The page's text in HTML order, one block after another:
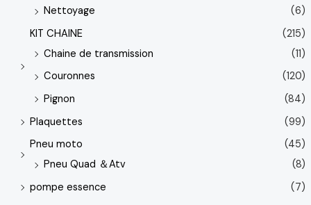
Nettoyage
(6)
KIT CHAINE
(215)
Chaine de transmission
(11)
Couronnes
(120)
Pignon
(84)
Plaquettes
(99)
Pneu moto
(45)
Pneu Quad ＆Atv
(8)
pompe essence
(7)